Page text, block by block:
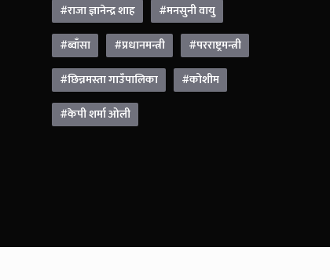
#राजा ज्ञानेन्द्र शाह
#मनसुनी वायु
#ब्वाँसा
#प्रधानमन्त्री
#परराष्ट्रमन्त्री
#छिन्नमस्ता गाउँपालिका
#कोशीम
#केपी शर्मा ओली